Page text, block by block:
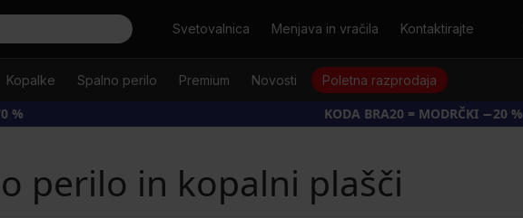
Svetovalnica Menjava in vračila Kontaktirajte
Kopalke Spalno perilo Premium Novosti Poletna razprodaja
% KODA BRA20 = MODRČKI −20 %
perilo in kopalni plašči